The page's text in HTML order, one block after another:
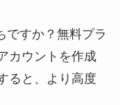
ですか？無料プラ
カウントを作成
ると、より高度